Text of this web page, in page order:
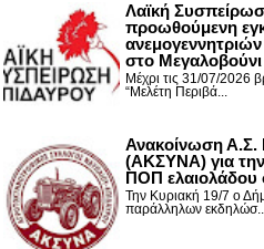
Λαϊκή
προωθούμενη
στο Μεγαλοβούνι
Μέχρι τις 31/07/2026
“Μελέτη Περιβά...
Ανακοίνωση Α.Σ.
(ΑΚΣΥΝΑ) για
ΠΟΠ ελαιολάδου
Την Κυριακή 19/7 ο
παράλληλων